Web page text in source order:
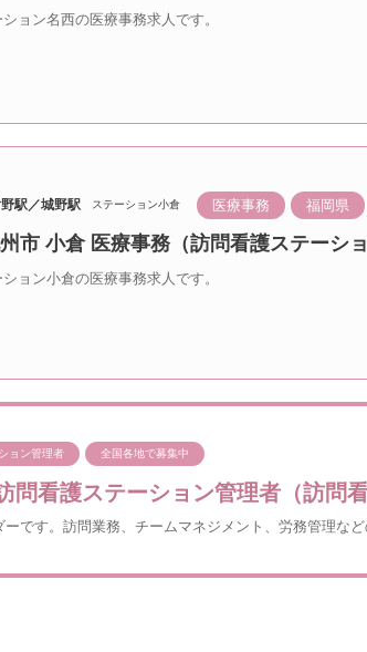
ョン名西の医療事務求人です。
駅／城野駅 ステーション小倉 医療事務 福岡県
市 小倉 医療事務（訪問看護ステーシ
ション小倉の医療事務求人です。
ョン管理者 全国各地で募集中
問看護ステーション管理者（訪問
ーです。訪問業務、チームマネジメント、労務管理な